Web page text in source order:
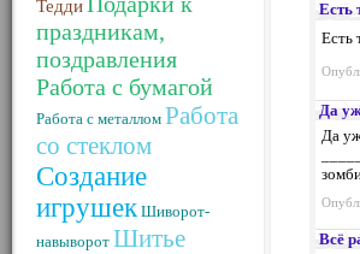
Тедди
праздникам,
поздравления
Работа с бумагой
Работа с металлом Работа
со стеклом
Создание
игрушек Шиворот-
навыворот Шитье
Есть
Есть
Да
Да
Всё